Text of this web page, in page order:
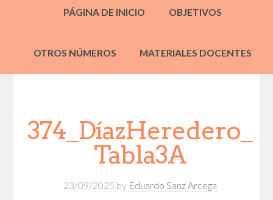
PÁGINA DE INICIO OBJETIVOS
OTROS NÚMEROS MATERIALES DOCENTES
374_DíazHeredero_
Tabla3A
23/09/2025 by Eduardo Sanz Arcega